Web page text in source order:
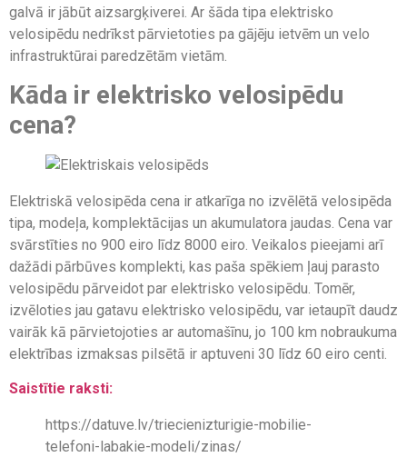
galvā ir jābūt aizsargķiverei. Ar šāda tipa elektrisko
velosipēdu nedrīkst pārvietoties pa gājēju ietvēm un velo
infrastruktūrai paredzētām vietām.
Kāda ir elektrisko velosipēdu
cena?
Elektriskā velosipēda cena ir atkarīga no izvēlētā velosipēda
tipa, modeļa, komplektācijas un akumulatora jaudas. Cena var
svārstīties no 900 eiro līdz 8000 eiro. Veikalos pieejami arī
dažādi pārbūves komplekti, kas paša spēkiem ļauj parasto
velosipēdu pārveidot par elektrisko velosipēdu. Tomēr,
izvēloties jau gatavu elektrisko velosipēdu, var ietaupīt daudz
vairāk kā pārvietojoties ar automašīnu, jo 100 km nobraukuma
elektrības izmaksas pilsētā ir aptuveni 30 līdz 60 eiro centi.
Saistītie raksti:
https://datuve.lv/triecienizturigie-mobilie-
telefoni-labakie-modeli/zinas/